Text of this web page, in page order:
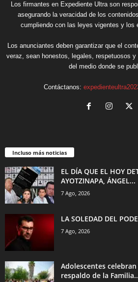
Los firmantes en Expediente Ultra son
asegurando la veracidad de los
cumpliendo con las leyes vigentes y los
Los anunciantes deben garantizar que el
veraz, sean honestos, legales, respetuosos
del medio donde se
Contáctanos:
Incluso más noticias
EL DÍA QUE EL HOY
AYOTZINAPA, ÁNGEL...
7 Ago, 2026
LA SOLEDAD DEL
7 Ago, 2026
Adolescentes
respaldo de la